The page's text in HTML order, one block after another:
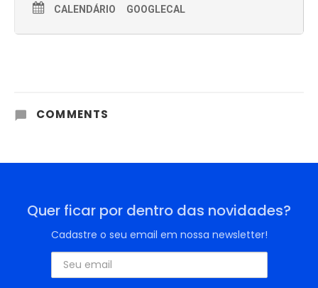
CALENDÁRIO GOOGLECAL
COMMENTS
Quer ficar por dentro das novidades?
Cadastre o seu email em nossa newsletter!